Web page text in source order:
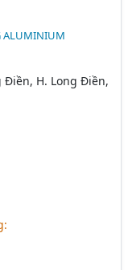
ALUMINIUM
Điền, H. Long Điền,